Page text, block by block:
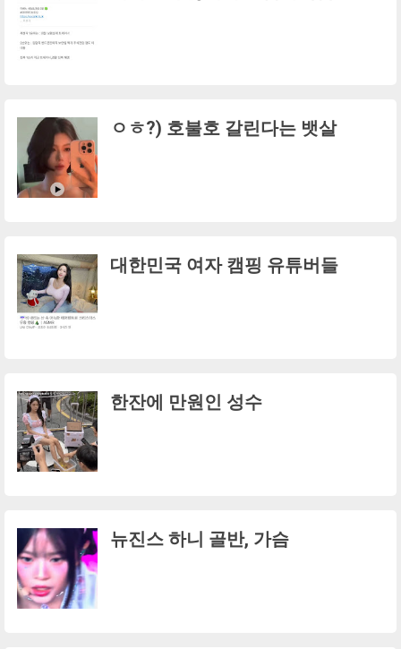
ㅇㅎ?) 호불호 갈린다는 뱃살
대한민국 여자 캠핑 유튜버들
한잔에 만원인 성수
뉴진스 하니 골반, 가슴